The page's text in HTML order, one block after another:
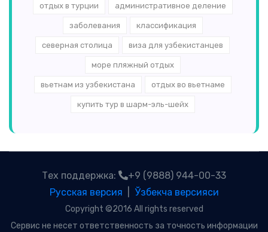
отдых в турции административное деление
заболевания классификация
северная столица виза для узбекистанцев
море пляжный отдых
вьетнам из узбекистана отдых во вьетнаме
купить тур в шарм-эль-шейх
Тех поддержка:
+9 (9888) 944-00-33
Русская версия
Ўзбекча версияси
Copyright ©2016 All rights reserved
Сервис не несет ответственность за точность информации